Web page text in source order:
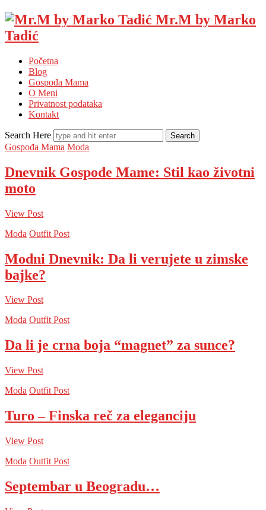
Mr.M by Marko
Tadić
Početna
Blog
Gospođa Mama
O Meni
Privatnost podataka
Kontakt
Search Here
Gospođa Mama Moda
Dnevnik Gospođe Mame: Stil kao životni
moto
View Post
Moda Outfit Post
Modni Dnevnik: Da li verujete u zimske
bajke?
View Post
Moda Outfit Post
Da li je crna boja “magnet” za sunce?
View Post
Moda Outfit Post
Turo – Finska reč za eleganciju
View Post
Moda Outfit Post
Septembar u Beogradu…